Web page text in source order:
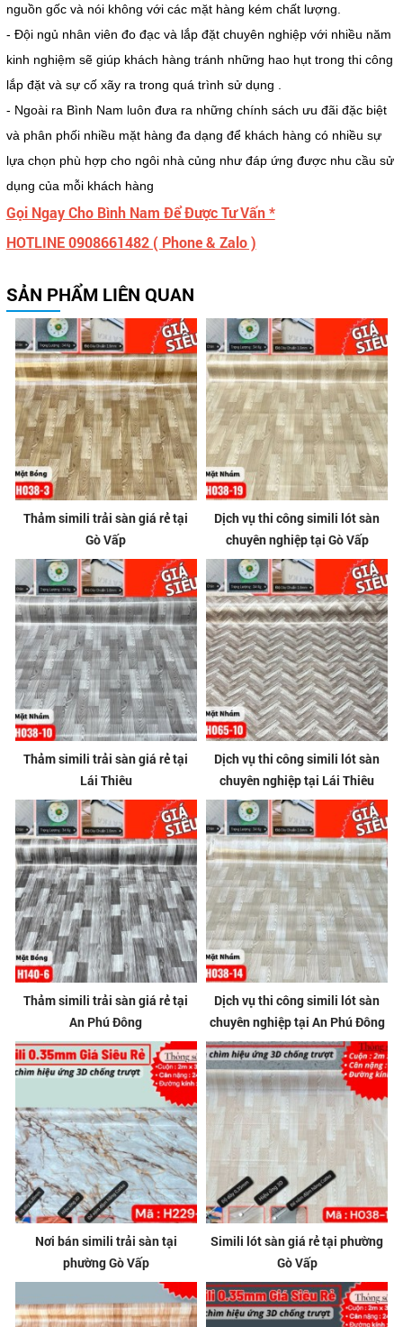
nguồn gốc và nói không với các mặt hàng kém chất lượng.
- Đội ngủ nhân viên đo đạc và lắp đặt chuyên nghiệp với nhiều năm
kinh nghiệm sẽ giúp khách hàng tránh những hao hụt trong thi công
lắp đặt và sự cố xãy ra trong quá trình sử dụng .
- Ngoài ra Bình Nam luôn đưa ra những chính sách ưu đãi đặc biệt
và phân phối nhiều mặt hàng đa dạng để khách hàng có nhiều sự
lựa chọn phù hợp cho ngôi nhà củng như đáp ứng được nhu cầu sử
dụng của mỗi khách hàng
Gọi Ngay Cho Bình Nam Để Được Tư Vấn *
HOTLINE 0908661482 ( Phone & Zalo )
SẢN PHẨM LIÊN QUAN
Thảm simili trải sàn giá rẻ tại
Gò Vấp
Dịch vụ thi công simili lót sàn
chuyên nghiệp tại Gò Vấp
Thảm simili trải sàn giá rẻ tại
Lái Thiêu
Dịch vụ thi công simili lót sàn
chuyên nghiệp tại Lái Thiêu
Thảm simili trải sàn giá rẻ tại
An Phú Đông
Dịch vụ thi công simili lót sàn
chuyên nghiệp tại An Phú Đông
Nơi bán simili trải sàn tại
phường Gò Vấp
Simili lót sàn giá rẻ tại phường
Gò Vấp